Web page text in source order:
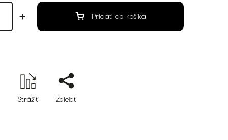
Pridať do košíka
Strážiť Zdieľať